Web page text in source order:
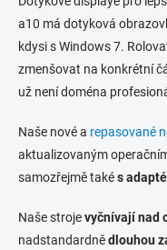
a10 má dotyková
kdysi s Windows 7.
zmenšovat na konkrétní
už není doména
Naše nové a repasované
aktualizovaným
samozřejmě takés
Naše strojevyčnívají nad
nadstandardnědlouhou